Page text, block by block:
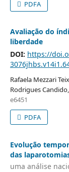
PDFA
Avaliação do
liberdade
DOI: https://
Rafaela Mezzari
Rodrigues
e6451
PDFA
Evolução
das
uma análise